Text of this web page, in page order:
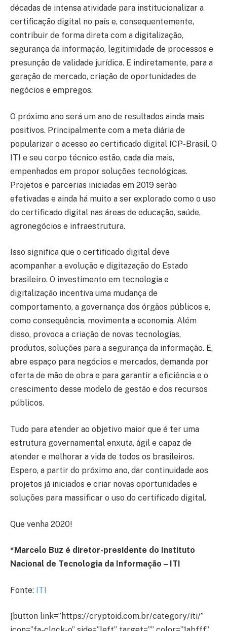
décadas de intensa atividade para institucionalizar a
certificação digital no país e, consequentemente,
contribuir de forma direta com a digitalização,
segurança da informação, legitimidade de processos e
presunção de validade jurídica. E indiretamente, para a
geração de mercado, criação de oportunidades de
negócios e empregos.
O próximo ano será um ano de resultados ainda mais
positivos. Principalmente com a meta diária de
popularizar o acesso ao certificado digital ICP-Brasil. O
ITI e seu corpo técnico estão, cada dia mais,
empenhados em propor soluções tecnológicas.
Projetos e parcerias iniciadas em 2019 serão
efetivadas e ainda há muito a ser explorado como o uso
do certificado digital nas áreas de educação, saúde,
agronegócios e infraestrutura.
Isso significa que o certificado digital deve
acompanhar a evolução e digitazação do Estado
brasileiro. O investimento em tecnologia e
digitalização incentiva uma mudança de
comportamento, a governança dos órgãos públicos e,
como consequência, movimenta a economia. Além
disso, provoca a criação de novas tecnologias,
produtos, soluções para a segurança da informação. E,
abre espaço para negócios e mercados, demanda por
oferta de mão de obra e para garantir a eficiência e o
crescimento desse modelo de gestão e dos recursos
públicos.
Tudo para atender ao objetivo maior que é ter uma
estrutura governamental enxuta, ágil e capaz de
atender e melhorar a vida de todos os brasileiros.
Espero, a partir do próximo ano, dar continuidade aos
projetos já iniciados e criar novas oportunidades e
soluções para massificar o uso do certificado digital.
Que venha 2020!
*Marcelo Buz é diretor-presidente do Instituto
Nacional de Tecnologia da Informação – ITI
Fonte: ITI
[button link=”https://cryptoid.com.br/category/iti/”